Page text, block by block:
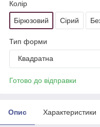
Колір
Бірюзовий Сірий
Тип форми
Квадратна
Готово до відправки
Опис Характеристики